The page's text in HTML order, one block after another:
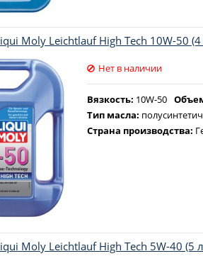
Moly Leichtlauf High Tech 10W-50 (4
Нет в наличии
Вязкость: 10W-50
Тип масла:
Страна производства:
Moly Leichtlauf High Tech 5W-40 (5